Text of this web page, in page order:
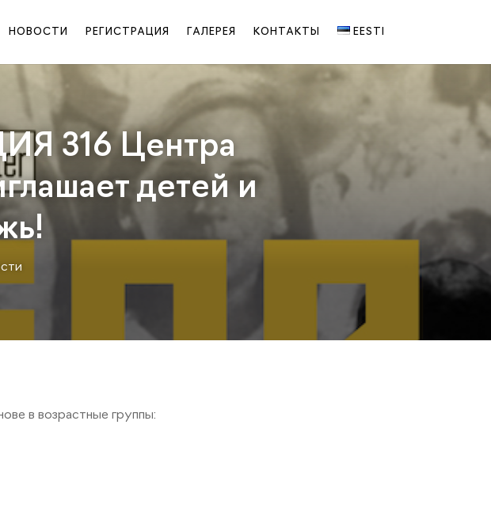
НОВОСТИ РЕГИСТРАЦИЯ ГАЛЕРЕЯ КОНТАКТЫ EESTI
316 Центра
детей и
в возрастные группы: